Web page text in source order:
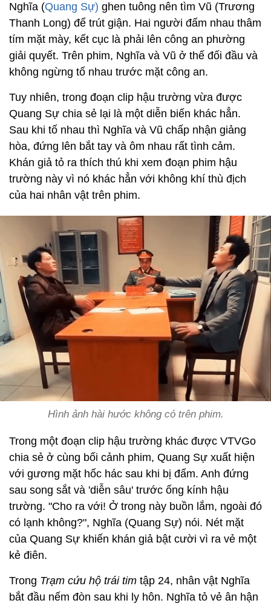
Nghĩa (Quang Sự) ghen tuông nên tìm Vũ (Trương
Thanh Long) để trút giận. Hai người đấm nhau thâm
tím mặt mày, kết cục là phải lên công an phường
giải quyết. Trên phim, Nghĩa và Vũ ở thế đối đầu và
không ngừng tố nhau trước mặt công an.
Tuy nhiên, trong đoạn clip hậu trường vừa được
Quang Sự chia sẻ lại là một diễn biến khác hẳn.
Sau khi tố nhau thì Nghĩa và Vũ chấp nhận giảng
hòa, đứng lên bắt tay và ôm nhau rất tình cảm.
Khán giả tỏ ra thích thú khi xem đoạn phim hậu
trường này vì nó khác hẳn với không khí thù địch
của hai nhân vật trên phim.
Hình ảnh hài hước không có trên phim.
Trong một đoạn clip hậu trường khác được VTVGo
chia sẻ ở cùng bối cảnh phim, Quang Sự xuất hiện
với gương mặt hốc hác sau khi bị đấm. Anh đứng
sau song sắt và 'diễn sâu' trước ống kính hậu
trường. "Cho ra với! Ở trong này buồn lắm, ngoài đó
có lạnh không?", Nghĩa (Quang Sự) nói. Nét mặt
của Quang Sự khiến khán giả bật cười vì ra vẻ một
kẻ điên.
Trong Trạm cứu hộ trái tim tập 24, nhân vật Nghĩa
bắt đầu nếm đòn sau khi ly hôn. Nghĩa tỏ vẻ ân hận